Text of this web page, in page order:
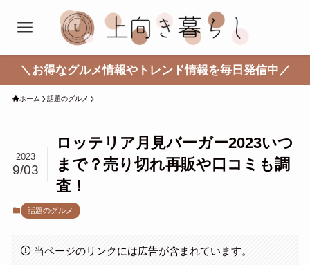
＼お得なグルメ情報やトレンド情報を毎日発信中／
ホーム 話題のグルメ
ロッテリア月見バーガー2023いつ
まで？売り切れ再販や口コミも調
査！
2023
9/03
話題のグルメ
当ページのリンクには広告が含まれています。